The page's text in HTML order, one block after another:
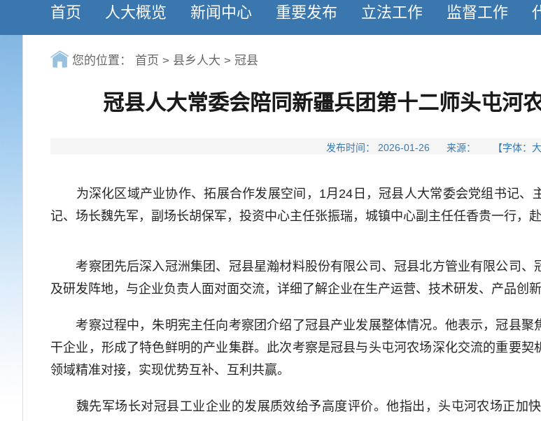
首页 人大概览 新闻中心 重要发布 立法工作 监督工作
您的位置： 首页 > 县乡人大 > 冠县
冠县人大常委会陪同新疆兵团第十二师头屯河
发布时间： 2026-01-26 来源： 【字体： 大
为深化区域产业协作、拓展合作发展空间，1月24日，冠县人大常委会党组书记、
记、场长魏先军，副场长胡保军，投资中心主任张振瑞，城镇中心副主任任香贵一行，
考察团先后深入冠洲集团、冠县星瀚材料股份有限公司、冠县北方管业有限公司、
及研发阵地，与企业负责人面对面交流，详细了解企业在生产运营、技术研发、产品创
考察过程中，朱明宪主任向考察团介绍了冠县产业发展整体情况。他表示，冠县聚
干企业，形成了特色鲜明的产业集群。此次考察是冠县与头屯河农场深化交流的重要
领域精准对接，实现优势互补、互利共赢。
魏先军场长对冠县工业企业的发展质效给予高度评价。他指出，头屯河农场正加